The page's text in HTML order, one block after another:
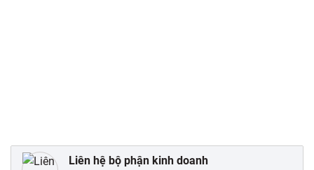
Liên hệ bộ phận kinh doanh